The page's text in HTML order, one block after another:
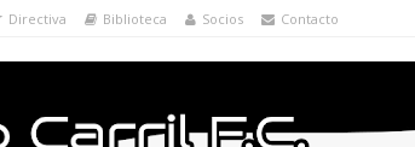
Directiva Biblioteca Socios Contacto